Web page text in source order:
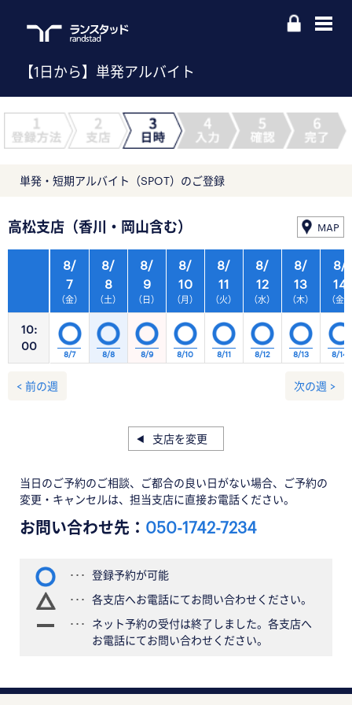
【1日から】単発アルバイト
単発・短期アルバイト（SPOT）のご登録
高松支店（香川・岡山含む） MAP
10:
00
8/
7
（金）
8/
8
（土）
8/
9
（日）
8/
10
（月）
8/
11
（火）
8/
12
（水）
8/
13
（木）
8/7 8/8 8/9 8/10 8/11 8/12 8/13
8/
14
（金）
8/14
< 前の週 次の週 >
支店を変更
当日のご予約のご相談、ご都合の良い日がない場合、ご予約の
変更・キャンセルは、担当支店に直接お電話ください。
お問い合わせ先： 050-1742-7234
登録予約が可能
各支店へお電話にてお問い合わせください。
ネット予約の受付は終了しました。各支店へ
お電話にてお問い合わせください。